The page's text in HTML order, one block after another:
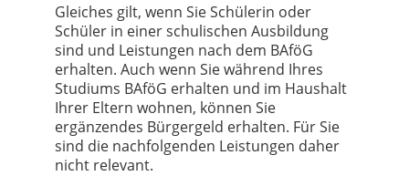
Gleiches gilt, wenn Sie Schülerin oder
Schüler in einer schulischen Ausbildung
sind und Leistungen nach dem BAföG
erhalten. Auch wenn Sie während Ihres
Studiums BAföG erhalten und im Haushalt
Ihrer Eltern wohnen, können Sie
ergänzendes Bürgergeld erhalten. Für Sie
sind die nachfolgenden Leistungen daher
nicht relevant.